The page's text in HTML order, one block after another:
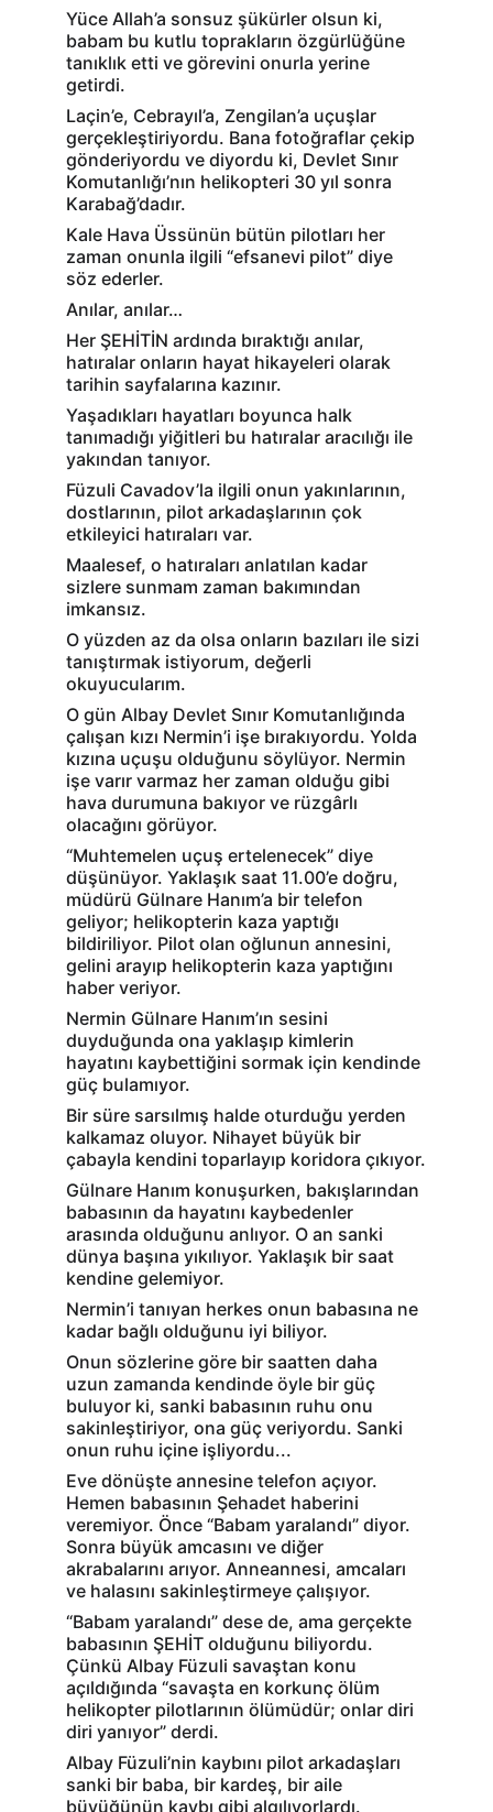
Yüce Allah’a sonsuz şükürler olsun ki,
babam bu kutlu toprakların özgürlüğüne
tanıklık etti ve görevini onurla yerine
getirdi.
Laçin’e, Cebrayıl’a, Zengilan’a uçuşlar
gerçekleştiriyordu. Bana fotoğraflar çekip
gönderiyordu ve diyordu ki, Devlet Sınır
Komutanlığı’nın helikopteri 30 yıl sonra
Karabağ’dadır.
Kale Hava Üssünün bütün pilotları her
zaman onunla ilgili “efsanevi pilot” diye
söz ederler.
Anılar, anılar…
Her ŞEHİTİN ardında bıraktığı anılar,
hatıralar onların hayat hikayeleri olarak
tarihin sayfalarına kazınır.
Yaşadıkları hayatları boyunca halk
tanımadığı yiğitleri bu hatıralar aracılığı ile
yakından tanıyor.
Füzuli Cavadov’la ilgili onun yakınlarının,
dostlarının, pilot arkadaşlarının çok
etkileyici hatıraları var.
Maalesef, o hatıraları anlatılan kadar
sizlere sunmam zaman bakımından
imkansız.
O yüzden az da olsa onların bazıları ile sizi
tanıştırmak istiyorum, değerli
okuyucularım.
O gün Albay Devlet Sınır Komutanlığında
çalışan kızı Nermin’i işe bırakıyordu. Yolda
kızına uçuşu olduğunu söylüyor. Nermin
işe varır varmaz her zaman olduğu gibi
hava durumuna bakıyor ve rüzgârlı
olacağını görüyor.
“Muhtemelen uçuş ertelenecek” diye
düşünüyor. Yaklaşık saat 11.00’e doğru,
müdürü Gülnare Hanım’a bir telefon
geliyor; helikopterin kaza yaptığı
bildiriliyor. Pilot olan oğlunun annesini,
gelini arayıp helikopterin kaza yaptığını
haber veriyor.
Nermin Gülnare Hanım’ın sesini
duyduğunda ona yaklaşıp kimlerin
hayatını kaybettiğini sormak için kendinde
güç bulamıyor.
Bir süre sarsılmış halde oturduğu yerden
kalkamaz oluyor. Nihayet büyük bir
çabayla kendini toparlayıp koridora çıkıyor.
Gülnare Hanım konuşurken, bakışlarından
babasının da hayatını kaybedenler
arasında olduğunu anlıyor. O an sanki
dünya başına yıkılıyor. Yaklaşık bir saat
kendine gelemiyor.
Nermin’i tanıyan herkes onun babasına ne
kadar bağlı olduğunu iyi biliyor.
Onun sözlerine göre bir saatten daha
uzun zamanda kendinde öyle bir güç
buluyor ki, sanki babasının ruhu onu
sakinleştiriyor, ona güç veriyordu. Sanki
onun ruhu içine işliyordu...
Eve dönüşte annesine telefon açıyor.
Hemen babasının Şehadet haberini
veremiyor. Önce “Babam yaralandı” diyor.
Sonra büyük amcasını ve diğer
akrabalarını arıyor. Anneannesi, amcaları
ve halasını sakinleştirmeye çalışıyor.
“Babam yaralandı” dese de, ama gerçekte
babasının ŞEHİT olduğunu biliyordu.
Çünkü Albay Füzuli savaştan konu
açıldığında “savaşta en korkunç ölüm
helikopter pilotlarının ölümüdür; onlar diri
diri yanıyor” derdi.
Albay Füzuli’nin kaybını pilot arkadaşları
sanki bir baba, bir kardeş, bir aile
büyüğünün kaybı gibi algılıyorlardı.